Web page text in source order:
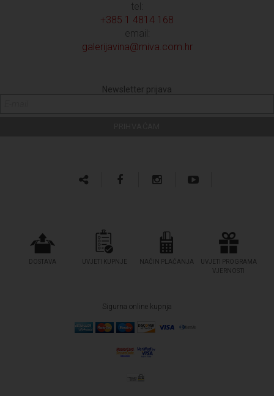
tel:
+385 1 4814 168
email:
galerijavina@miva.com.hr
Newsletter prijava
DOSTAVA UVJETI KUPNJE NAČIN PLAĆANJA
UVJETI PROGRAMA
VJERNOSTI
Sigurna online kupnja